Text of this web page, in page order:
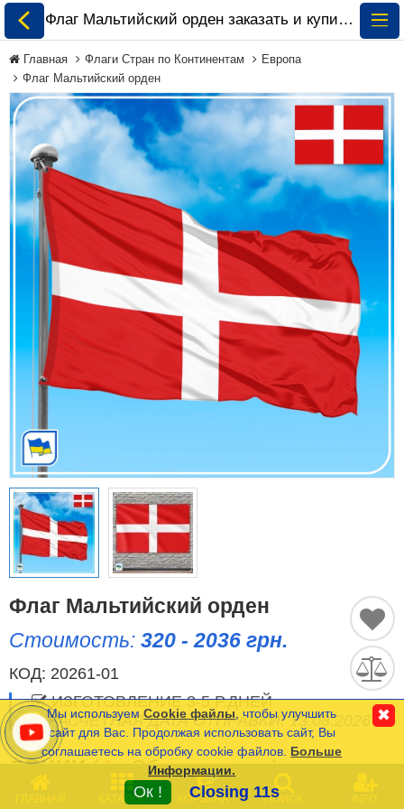
Все Флаги
Флаги Украины
Флаги Мира по
Континентам
Флаги на Заказ
Флаги Международных
Организаций
Спортивные Флаги
Этнические Флаги
Флаги США (штатов)
Другие флаги
Язык
Частые Вопросы (FAQ)
Оплата и Доставка
ГЛАВНАЯ КАТАЛОГ
0
КОРЗИНА ПОИСК INFO
Флаг Мальтийский орден заказать и купить 🏁 ePrapor.com.ua
Главная Флаги Стран по Континентам
Европа
Флаг Мальтийский орден
Флаг Мальтийский орден
Стоимость: 320 - 2036 грн.
КОД: 20261-01
ИЗГОТОВЛЕНИЕ 3-5 Р.ДНЕЙ
РАСЧЕТНАЯ ДАТА ОТПРАВКИ: 13.08.2026
ОПЦИИ(*- Обязательные)
РАЗМЕР
Мы используемCookie файлы , чтобы улучшить
сайт для Вас. Продолжая использовать сайт, Вы
соглашаетесь на обробку cookie файлов. Больше
Информации.
Ок ! Closing 11s
✖